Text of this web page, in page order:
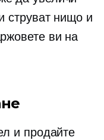
струват нищо и
ви на
и продайте